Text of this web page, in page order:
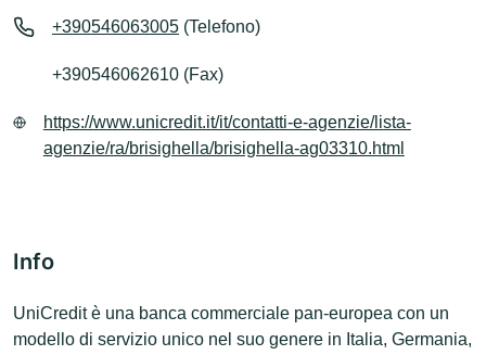
+390546063005 (Telefono)
+390546062610 (Fax)
https://www.unicredit.it/it/contatti-e-agenzie/lista-
agenzie/ra/brisighella/brisighella-ag03310.html
Info
UniCredit è una banca commerciale pan-europea con un
modello di servizio unico nel suo genere in Italia, Germania,